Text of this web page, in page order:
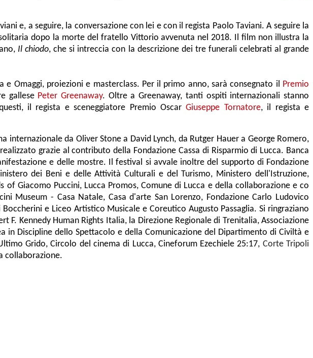
e, a seguire, la conversazione con lei e con il regista Paolo Taviani. A seguire la
dopo la morte del fratello Vittorio avvenuta nel 2018. Il film non illustra la
Il chiodo, che si intreccia con la descrizione dei tre funerali celebrati al grande
Omaggi, proiezioni e masterclass. Per il primo anno, sarà consegnato il
Premio
gallesePeter Greenaway. Oltre a Greenaway, tanti ospiti internazionali stanno
il regista e sceneggiatore Premio OscarGiuseppe Tornatore, il regista e
internazionaleda Oliver Stone a David Lynch, da Rutger Hauer a George Romero,
grazie al contributo della Fondazione Cassa di Risparmio di Lucca. Banca
e delle mostre. Il festival si avvale inoltre del supporto di Fondazione
dei Beni e delle Attività Culturali e del Turismo, Ministero dell'Istruzione,
of Giacomo Puccini, Lucca Promos, Comune di Lucca e della collaborazione e co
Museum - Casa Natale, Casa d'arte San Lorenzo, Fondazione Carlo Ludovico
e Liceo Artistico Musicale e Coreutico Augusto Passaglia. Si ringraziano
F. Kennedy Human Rights Italia, la Direzione Regionale di Trenitalia, Associazione
in Discipline dello Spettacolo e della Comunicazione del Dipartimento di Civiltà e
Grido, Circolo del cinema di Lucca, Cineforum Ezechiele 25:17, Corte Tripoli
collaborazione.